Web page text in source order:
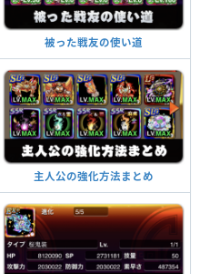
被った戦友の使い道
主人公の強化方法まとめ